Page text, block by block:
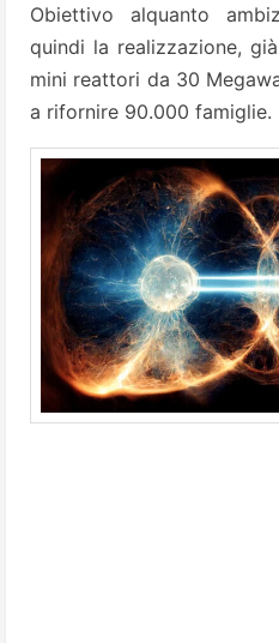
Obiettivo alquanto
quindi la realizzazione,
mini reattori da 30
a rifornire 90.000 famiglie.